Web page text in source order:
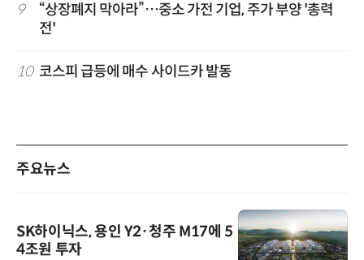
9
“상장폐지 막아라”…중소 가전 기업, 주가 부양 '총력
전'
10 코스피 급등에 매수 사이드카 발동
주요뉴스
SK하이닉스, 용인 Y2·청주 M17에 5
4조원 투자